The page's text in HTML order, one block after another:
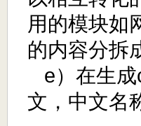
用的模块如
的内容分拆
e）在生成
文，中文名